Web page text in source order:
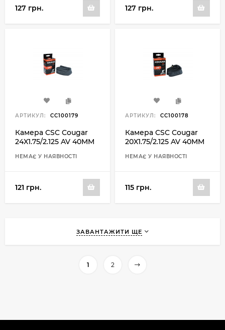
127 грн. 127 грн.
АРТИКУЛ: CC100179
Камера CSC Cougar
24X1.75/2.125 AV 40MM
НЕМАЄ У НАЯВНОСТІ
121 грн.
АРТИКУЛ: CC100178
Камера CSC Cougar
20X1.75/2.125 AV 40MM
НЕМАЄ У НАЯВНОСТІ
115 грн.
ЗАВАНТАЖИТИ ЩЕ
1 2